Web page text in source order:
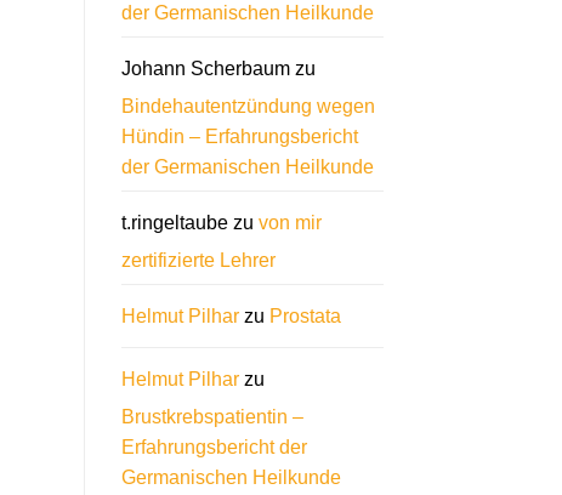
der Germanischen Heilkunde
Johann Scherbaumzu
Bindehautentzündung wegen
Hündin – Erfahrungsbericht
der Germanischen Heilkunde
t.ringeltaubezu von mir
zertifizierte Lehrer
Helmut Pilharzu Prostata
Helmut Pilharzu
Brustkrebspatientin –
Erfahrungsbericht der
Germanischen Heilkunde